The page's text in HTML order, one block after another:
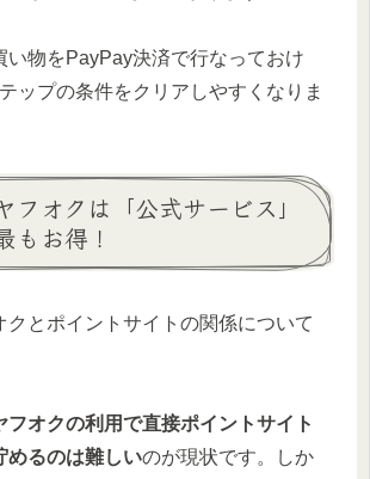
い物をPayPay決済で行なっておけ
ップの条件をクリアしやすくなりま
フオクは「公式サービス」
もお得！
クとポイントサイトの関係について
フオクの利用で直接ポイントサイト
めるのは難しいのが現状です。しか